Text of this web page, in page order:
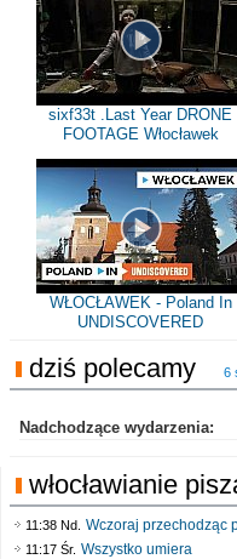
sixf33t .Last Year DRONE
FOOTAGE Włocławek
WŁOCŁAWEK - Poland In
UNDISCOVERED
dziś polecamy 6
Nadchodzące wydarzenia:
włocławianie
11:38 Nd. Wczoraj przechodząc
11:17 Śr. Wszystko umiera